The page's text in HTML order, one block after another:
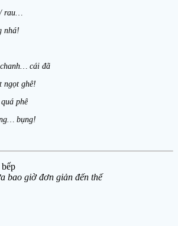
rau…
nhá!
cái đã
ngọt ghê!
phê
bụng!
bao giờ đơn giản đến thế